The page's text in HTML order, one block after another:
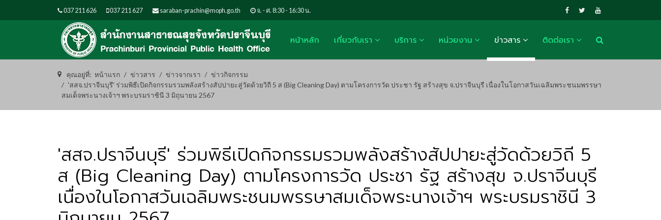
037 211 626 037 211 627 saraban-prachin@moph.go.th จ. - ศ. 8:30 - 16:30 น.
หน้าหลัก เกี่ยวกับเรา บริการ หน่วยงาน ข่าวสาร ติดต่อเรา
คุณอยู่ที่: หน้าแรก ข่าวสาร ข่าวจากเรา
ข่าวกิจกรรม
'สสจ.ปราจีนบุรี' ร่วมพิธีเปิดกิจกรรมรวมพลังสร้างสัปปายะสู่วัดด้วยวิถี 5 ส (Big Cleaning Day) ตามโครงการวัด ประชา รัฐ สร้างสุข จ.ปราจีนบุรี เนื่องในโอกาสวันเฉลิมพระชนมพรรษา
สมเด็จพระนางเจ้าฯ พระบรมราชินี 3 มิถุนายน 2567
'สสจ.ปราจีนบุรี' ร่วมพิธีเปิดกิจกรรมรวมพลังสร้างสัปปายะสู่วัดด้วยวิถี 5
ส (Big Cleaning Day) ตามโครงการวัด ประชา รัฐ สร้างสุข จ.ปราจีนบุรี
เนื่องในโอกาสวันเฉลิมพระชนมพรรษาสมเด็จพระนางเจ้าฯ พระบรมราชินี 3